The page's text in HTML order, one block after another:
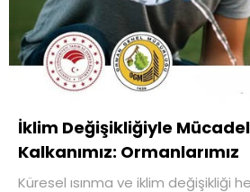
İklim Değişikliğiyle
Kalkanımız: Ormanlarımız
Küresel ısınma ve iklim değişikliği